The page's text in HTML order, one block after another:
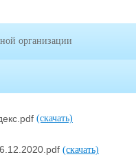
правила.pdf
(скачать)
(скачать)
организации